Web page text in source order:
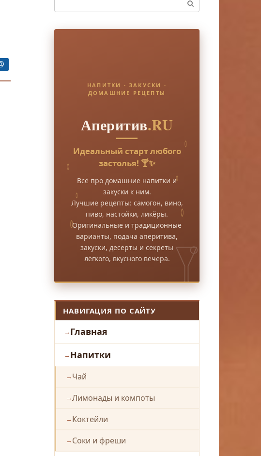
НАПИТКИ · ЗАКУСКИ ·
ДОМАШНИЕ РЕЦЕПТЫ
Аперитив.RU
Идеальный старт любого
застолья! 🍸✨
Всё про домашние напитки и
закуски к ним.
Лучшие рецепты: самогон, вино,
пиво, настойки, ликёры.
Оригинальные и традиционные
варианты, подача аперитива,
закуски, десерты и секреты
лёгкого, вкусного вечера.
НАВИГАЦИЯ ПО САЙТУ
Главная
Напитки
Чай
Лимонады и компоты
Коктейли
Соки и фреши